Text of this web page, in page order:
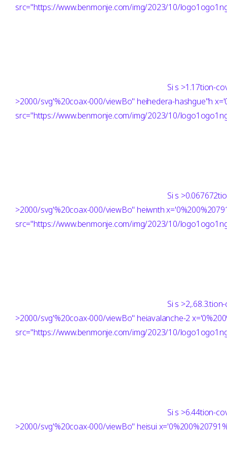
src="https://www.benmonje.com/img/2023/10/
Si s >1.17tion-
>2000/svg'%20coax-000/viewBo" heihedera-hashgue"h
src="https://www.benmonje.com/img/2023/10/
Si s
>2000/svg'%20coax-000/viewBo" heiwnth
src="https://www.benmonje.com/img/2023/10/
Si s
>2000/svg'%20coax-000/viewBo" heiavalanche-2
src="https://www.benmonje.com/img/2023/10/
Si s >6.44tion-
>2000/svg'%20coax-000/viewBo" heisui